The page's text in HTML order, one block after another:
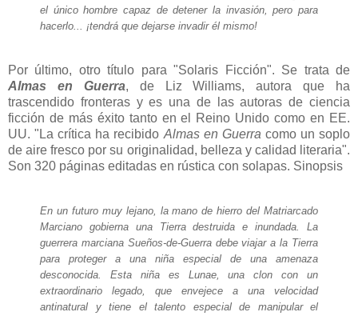
el único hombre capaz de detener la invasión, pero para
hacerlo... ¡tendrá que dejarse invadir él mismo!
Por último, otro título para "Solaris Ficción". Se trata de
Almas en Guerra, de Liz Williams, autora que ha
trascendido fronteras y es una de las autoras de ciencia
ficción de más éxito tanto en el Reino Unido como en EE.
UU. "La crítica ha recibido Almas en Guerra como un soplo
de aire fresco por su originalidad, belleza y calidad literaria".
Son 320 páginas editadas en rústica con solapas. Sinopsis
En un futuro muy lejano, la mano de hierro del Matriarcado
Marciano gobierna una Tierra destruida e inundada. La
guerrera marciana Sueños-de-Guerra debe viajar a la Tierra
para proteger a una niña especial de una amenaza
desconocida. Esta niña es Lunae, una clon con un
extraordinario legado, que envejece a una velocidad
antinatural y tiene el talento especial de manipular el